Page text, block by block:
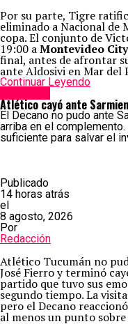
Por su parte, Tigre
eliminado a Nacional de
copa. El conjunto de
19:00 aMontevideo
final, antes de afrontar
ante Aldosivi en Mar del
Continuar Leyendo
Atlético cayó ante
El Decano no pudo ante
arriba en el
suficiente para salvar el
Publicado
14 horas atrás
el
8 agosto, 2026
Por
Redacción
Atlético Tucumán no
José Fierro y terminó
partido que tuvo sus
segundo tiempo. La
pero el Decano
al menos un punto